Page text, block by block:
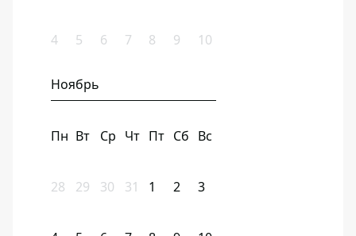
4 5 6 7 8 9 10
Ноябрь
Пн Вт Ср Чт Пт Сб Вс
28 29 30 31 1 2 3